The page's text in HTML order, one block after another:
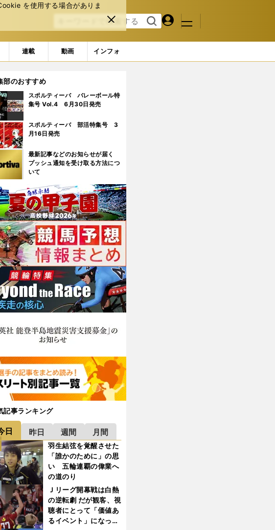
を使⽤する場合がありま
閉じ
る
検索
る
マイペ
ジ
メニュ
連載 動画 インフォ
！
部のおすすめ
スポルティーバ バレーボール特
集号 Vol.4 6月30日発売
スポルティーバ 部活特集号 3
月16日発売
最新記事などのお知らせが届く
プッシュ通知を受け取る方法につ
いて
記事ランキング
日 昨日 週間 月間
羽生結弦を覚醒させた
「誰かのために」の思
い 五輪連覇の偉業へ
の道のり
Ｊリーグ開幕戦は白熱
の逆転劇 だが観客、視
聴者にとって「価値あ
るイベント」になって